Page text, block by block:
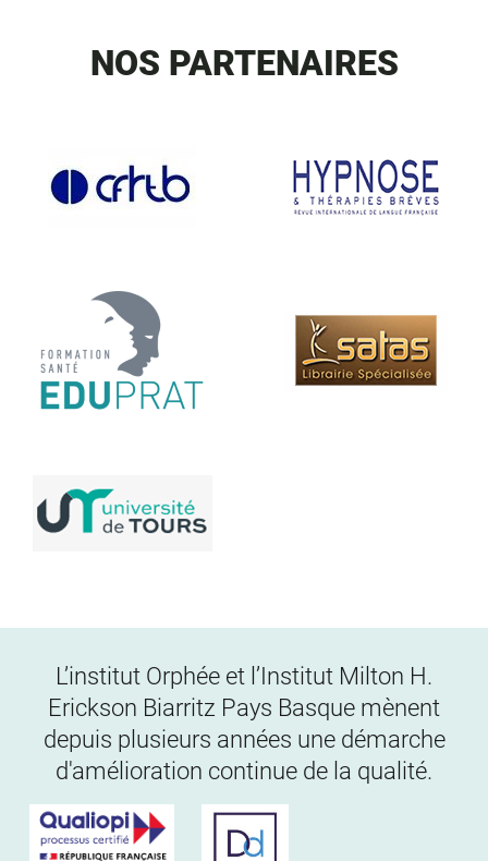
NOS PARTENAIRES
L’institut Orphée et l’Institut Milton H.
Erickson Biarritz Pays Basque mènent
depuis plusieurs années une démarche
d'amélioration continue de la qualité.